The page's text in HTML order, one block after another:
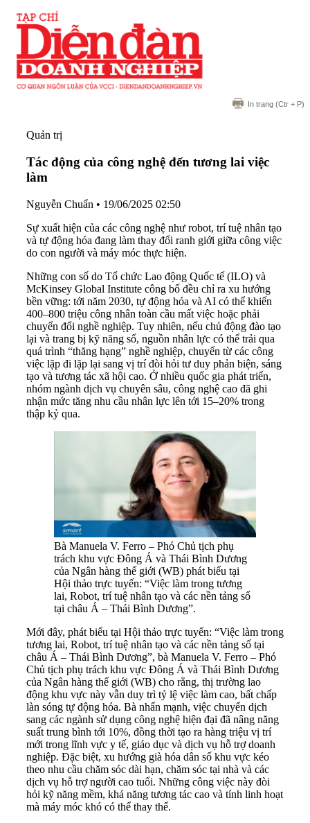
In trang (Ctr + P)
Quản trị
Tác động của công nghệ đến tương lai việc
làm
Nguyễn Chuẩn • 19/06/2025 02:50
Sự xuất hiện của các công nghệ như robot, trí tuệ nhân tạo
và tự động hóa đang làm thay đổi ranh giới giữa công việc
do con người và máy móc thực hiện.
Những con số do Tổ chức Lao động Quốc tế (ILO) và
McKinsey Global Institute công bố đều chỉ ra xu hướng
bền vững: tới năm 2030, tự động hóa và AI có thể khiến
400–800 triệu công nhân toàn cầu mất việc hoặc phải
chuyển đổi nghề nghiệp. Tuy nhiên, nếu chủ động đào tạo
lại và trang bị kỹ năng số, nguồn nhân lực có thể trải qua
quá trình “thăng hạng” nghề nghiệp, chuyển từ các công
việc lặp đi lặp lại sang vị trí đòi hỏi tư duy phản biện, sáng
tạo và tương tác xã hội cao. Ở nhiều quốc gia phát triển,
nhóm ngành dịch vụ chuyên sâu, công nghệ cao đã ghi
nhận mức tăng nhu cầu nhân lực lên tới 15–20% trong
thập kỷ qua.
Bà Manuela V. Ferro – Phó Chủ tịch phụ
trách khu vực Đông Á và Thái Bình Dương
của Ngân hàng thế giới (WB) phát biểu tại
Hội thảo trực tuyến: “Việc làm trong tương
lai, Robot, trí tuệ nhân tạo và các nền tảng số
tại châu Á – Thái Bình Dương”.
Mới đây, phát biểu tại Hội thảo trực tuyến: “Việc làm trong
tương lai, Robot, trí tuệ nhân tạo và các nền tảng số tại
châu Á – Thái Bình Dương”, bà Manuela V. Ferro – Phó
Chủ tịch phụ trách khu vực Đông Á và Thái Bình Dương
của Ngân hàng thế giới (WB) cho rằng, thị trường lao
động khu vực này vẫn duy trì tỷ lệ việc làm cao, bất chấp
làn sóng tự động hóa. Bà nhấn mạnh, việc chuyển dịch
sang các ngành sử dụng công nghệ hiện đại đã nâng năng
suất trung bình tới 10%, đồng thời tạo ra hàng triệu vị trí
mới trong lĩnh vực y tế, giáo dục và dịch vụ hỗ trợ doanh
nghiệp. Đặc biệt, xu hướng già hóa dân số khu vực kéo
theo nhu cầu chăm sóc dài hạn, chăm sóc tại nhà và các
dịch vụ hỗ trợ người cao tuổi. Những công việc này đòi
hỏi kỹ năng mềm, khả năng tương tác cao và tính linh hoạt
mà máy móc khó có thể thay thế.